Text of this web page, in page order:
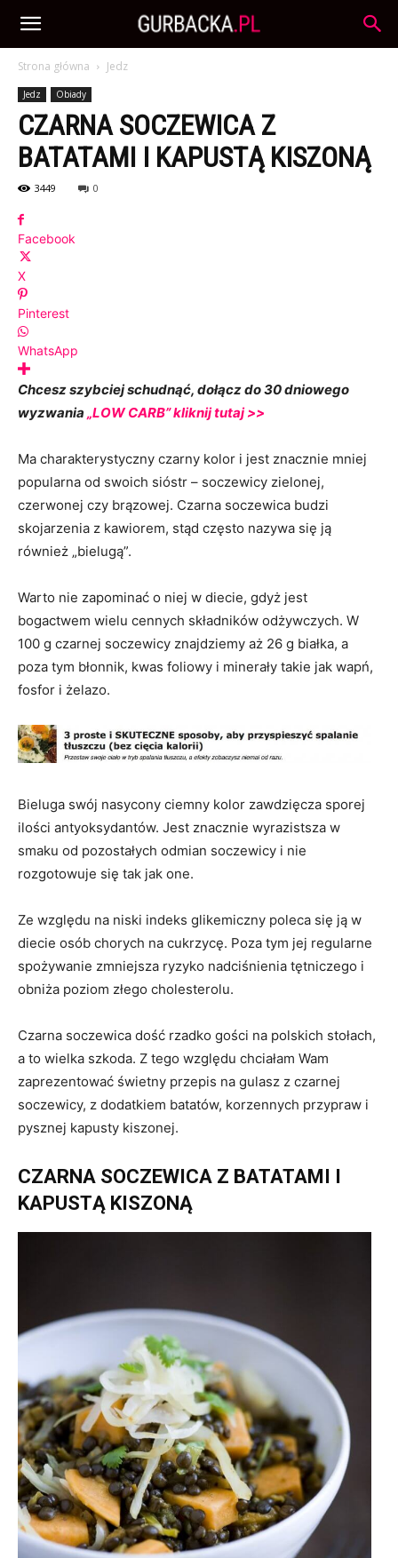
Strona główna Jedz
Jedz Obiady
CZARNA SOCZEWICA Z
BATATAMI I KAPUSTĄ KISZONĄ
3449 0
Facebook
X
Pinterest
WhatsApp
Chcesz szybciej schudnąć, dołącz do 30 dniowego
wyzwania „LOW CARB”kliknij tutaj >>
Ma charakterystyczny czarny kolor i jest znacznie mniej
popularna od swoich sióstr – soczewicy zielonej,
czerwonej czy brązowej. Czarna soczewica budzi
skojarzenia z kawiorem, stąd często nazywa się ją
również „bielugą”.
Warto nie zapominać o niej w diecie, gdyż jest
bogactwem wielu cennych składników odżywczych. W
100 g czarnej soczewicy znajdziemy aż 26 g białka, a
poza tym błonnik, kwas foliowy i minerały takie jak wapń,
fosfor i żelazo.
Bieluga swój nasycony ciemny kolor zawdzięcza sporej
ilości antyoksydantów. Jest znacznie wyrazistsza w
smaku od pozostałych odmian soczewicy i nie
rozgotowuje się tak jak one.
Ze względu na niski indeks glikemiczny poleca się ją w
diecie osób chorych na cukrzycę. Poza tym jej regularne
spożywanie zmniejsza ryzyko nadciśnienia tętniczego i
obniża poziom złego cholesterolu.
Czarna soczewica dość rzadko gości na polskich stołach,
a to wielka szkoda. Z tego względu chciałam Wam
zaprezentować świetny przepis na gulasz z czarnej
soczewicy, z dodatkiem batatów, korzennych przypraw i
pysznej kapusty kiszonej.
CZARNA SOCZEWICA Z BATATAMI I
KAPUSTĄ KISZONĄ